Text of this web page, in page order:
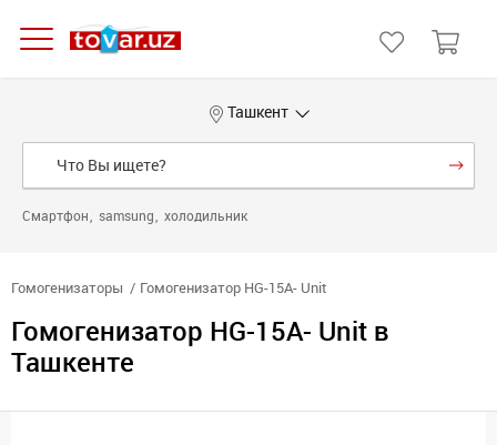
Ташкент
Смартфон samsung холодильник
Гомогенизаторы Гомогенизатор HG-15A- Unit
Гомогенизатор HG-15A- Unit в
Ташкенте